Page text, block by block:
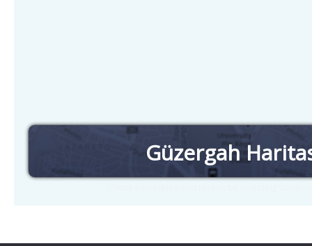
Güzergah